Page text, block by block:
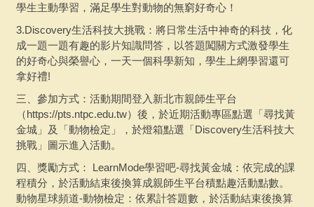
學生主動學習，滿足學生對動物的無窮好奇心！
3.Discovery生活科技大挑戰：將日常生活中神奇的科技，化
成一題一題有趣的影片知識問答，以答題闖關方式激發學生
的好奇心與榮譽心，一天一個科學新知，學生上網學習還可
拿好禮!
三、參加方式：活動期間登入新北市親師生平台
（https://pts.ntpc.edu.tw）後，於近期活動專區點選「尋找黃
金城」及「動物檢定」，於燈箱點選「Discovery生活科技大
挑戰」圖示進入活動。
四、獎勵方式： LearnMode學習吧-尋找黃金城：依完成的課
程積分，於活動結束後換算成親師生平台積點趣活動點數。
動物星球頻道-動物檢定：依累計答題數，於活動結束後換算